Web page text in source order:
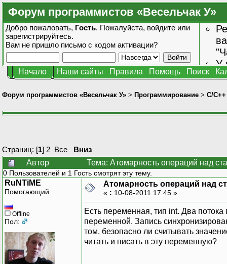
Форум программистов «Весельчак У»
Добро пожаловать, Гость. Пожалуйста, войдите или
зарегистрируйтесь.
Вам не пришло письмо с кодом активации?
У
Начало Наши сайты Правила Помощь Поиск
Форум программистов «Весельчак У» > Программирование > C/C++
Страниц: [1] 2 Все
Вниз
Автор
Тема: Атомарность операций над
0 Пользователей и 1 Гость смотрят эту тему.
RuNTiME
Помогающий
Offline
Пол:
Атомарность операций над
« : 10-08-2011 17:45 »
Есть переменная, тип int. Два
переменной. Запись
том, безопасно ли считывать
читать и писать в эту переменную?